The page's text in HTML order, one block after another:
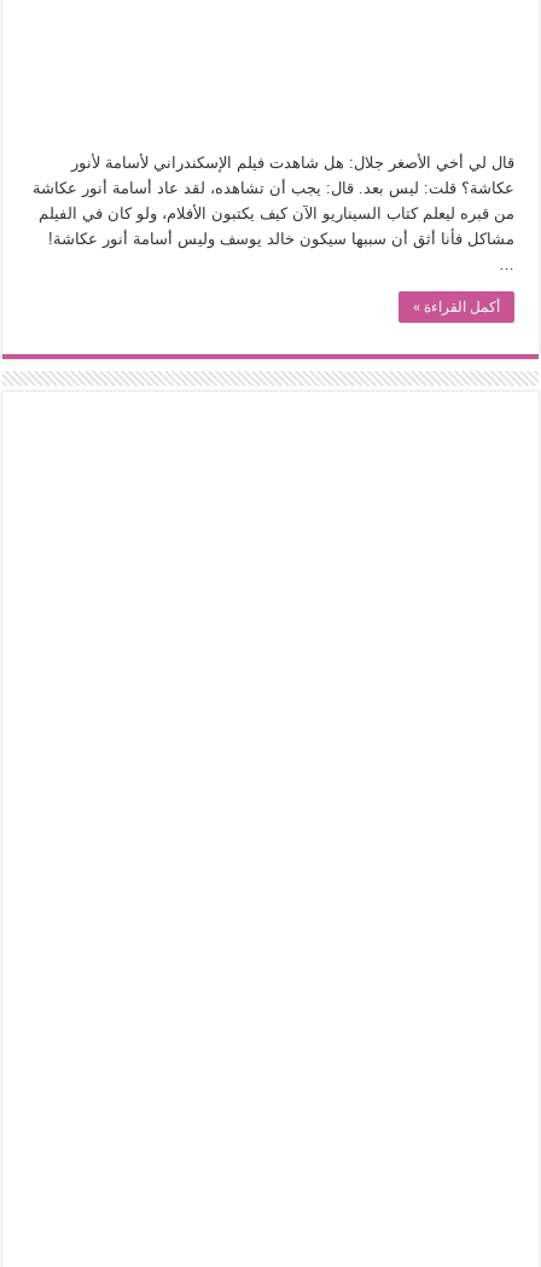
“الرحالة العرب واكتشاف أوروبا”.. قراءة جديدة لبدايات “الاستغراب”
عوالم منصورة عز الدين.. حين يصبح الزمن بطل الرواية
الطعام في الحضارة الإسلامية.. تاريخ يُقرأ بالنكهات
قال لي أخي الأصغر جلال: هل شاهدت فيلم الإسكندراني لأسامة لأنور
عكاشة؟ قلت: ليس بعد. قال: يجب أن تشاهده، لقد عاد أسامة أنور عكاشة
من قبره ليعلم كتاب السيناريو الآن كيف يكتبون الأفلام، ولو كان في الفيلم
مشاكل فأنا أثق أن سببها سيكون خالد يوسف وليس أسامة أنور عكاشة!
أكمل القراءة »